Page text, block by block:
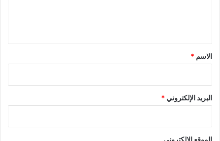
*
الاسم *
البريد الإلكتروني *
الموقع الإلكتروني